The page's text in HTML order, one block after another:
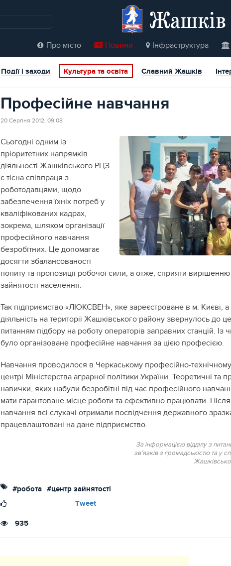
Жашків
Про місто Новини Інфраструктура
Події і заходи Культура та освіта Славний Жашків
Професійне навчання
20 Серпня 2012, 09:08
Сьогодні одним із
пріоритетних напрямків
діяльності Жашківського РЦЗ
є тісна співпраця з
роботодавцями, щодо
забезпечення їхніх потреб у
кваліфікованих кадрах,
зокрема, шляхом організації
професійного навчання
безробітних. Це допомагає
досягти збалансованості
попиту та пропозиції робочої сили, а отже, сприяти
зайнятості населення.
Так підприємство «ЛЮКСВЕН», яке зареєстроване в м. Києві,
діяльність на території Жашківського району звернулось до
питанням підбору на роботу операторів заправних станцій. Із
було організоване професійне навчання за цією професією.
Навчання проводилося в Черкаському професійно-
центрі Міністерства аграрної політики України. Теоретичні та
навички, яких набули безробітні під час професійного
мати гарантоване місце роботи та ефективно працювати.
навчання всі слухачі отримали посвідчення державного
працевлаштовані на дане підприємство.
За інформацією відділу з
зв’язків з громадськістю та у
#робота #центр зайнятості
Tweet
935